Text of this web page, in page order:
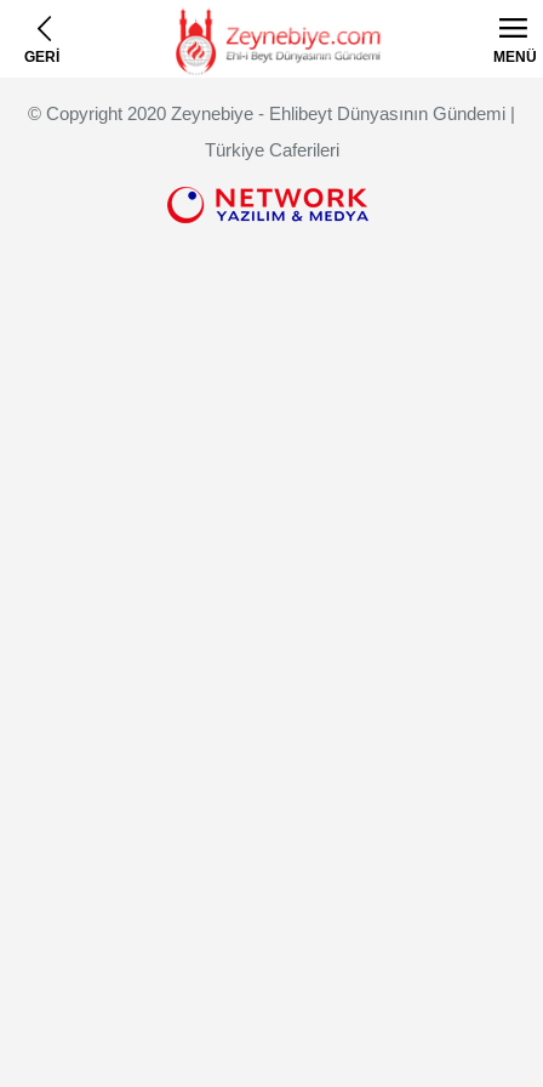
GERİ MENÜ
© Copyright 2020 Zeynebiye - Ehlibeyt Dünyasının Gündemi |
Türkiye Caferileri